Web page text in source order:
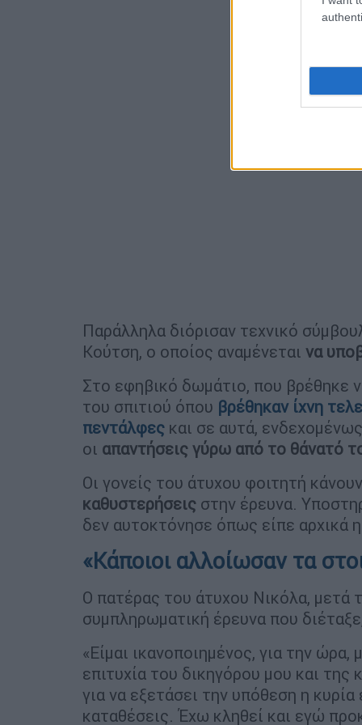
Παράλληλα διόρισαν τεχνικό
Κούτση, ο οποίος αναμένεται να
Στο εφηβικό δωμάτιο, που βρέθηκε
του σπιτιού όπου βρέθηκαν ίχνη
πεντάλφες και σε αυτά,
οι απαντήσεις γύρω από το θάνατό
Οι γονείς του άτυχου φοιτητή
καθυστερήσεις στην έρευνα.
δεν αυτοκτόνησε όπως είπε αρχικά
«Κάποιοι αλλοίωσαν τα
Ο πατέρας του άτυχου Νικόλα, μετά
συμπληρωματική έρευνα που
«Είμαι ικανοποιημένος, για την
επιτυχία του δικηγόρου μου και
για να εξετάσει την υπόθεση η
καταθέσεις. Έχω κληθεί και εγώ